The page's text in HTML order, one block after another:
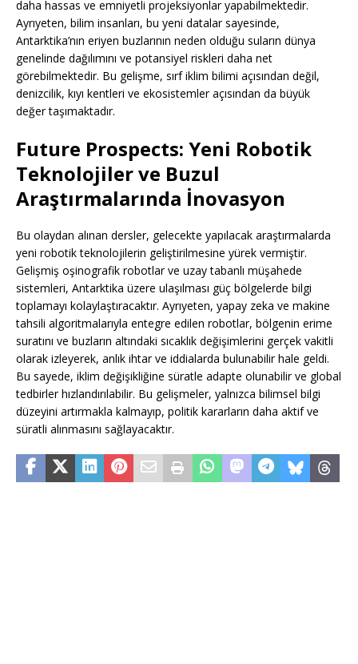
daha hassas ve emniyetli projeksiyonlar yapabilmektedir.
Ayrıyeten, bilim insanları, bu yeni datalar sayesinde,
Antarktika’nın eriyen buzlarının neden olduğu suların dünya
genelinde dağılımını ve potansiyel riskleri daha net
görebilmektedir. Bu gelişme, sırf iklim bilimi açısından değil,
denizcilik, kıyı kentleri ve ekosistemler açısından da büyük
değer taşımaktadır.
Future Prospects: Yeni Robotik
Teknolojiler ve Buzul
Araştırmalarında İnovasyon
Bu olaydan alınan dersler, gelecekte yapılacak araştırmalarda
yeni robotik teknolojilerin geliştirilmesine yürek vermiştir.
Gelişmiş oşinografik robotlar ve uzay tabanlı müşahede
sistemleri, Antarktika üzere ulaşılması güç bölgelerde bilgi
toplamayı kolaylaştıracaktır. Ayrıyeten, yapay zeka ve makine
tahsili algoritmalarıyla entegre edilen robotlar, bölgenin erime
suratını ve buzların altındaki sıcaklık değişimlerini gerçek vakitli
olarak izleyerek, anlık ihtar ve iddialarda bulunabilir hale geldi.
Bu sayede, iklim değişikliğine süratle adapte olunabilir ve global
tedbirler hızlandırılabilir. Bu gelişmeler, yalnızca bilimsel bilgi
düzeyini artırmakla kalmayıp, politik kararların daha aktif ve
süratli alınmasını sağlayacaktır.